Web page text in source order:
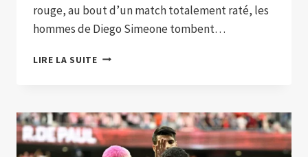
rouge, au bout d’un match totalement raté, les
hommes de Diego Simeone tombent…
LIRE LA SUITEL’ATLÉTICO
ELCHE,
LE
REAL